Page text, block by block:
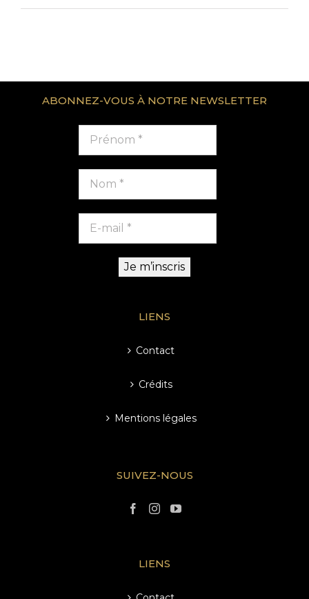
ABONNEZ-VOUS À NOTRE NEWSLETTER
LIENS
Contact
Crédits
Mentions légales
SUIVEZ-NOUS
LIENS